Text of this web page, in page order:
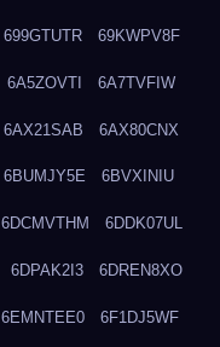
699GTUTR 69KWPV8F
6A5ZOVTI 6A7TVFIW
6AX21SAB 6AX80CNX
6BUMJY5E 6BVXINIU
6DCMVTHM 6DDK07UL
6DPAK2I3 6DREN8XO
6EMNTEE0 6F1DJ5WF